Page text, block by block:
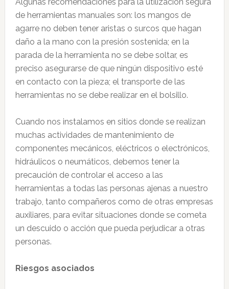
de herramientas manuales son: los mangos de
agarre no deben tener aristas o surcos que hagan
daño a la mano con la presión sostenida; en la
parada de la herramienta no se debe soltar, es
preciso asegurarse de que ningún dispositivo esté
en contacto con la pieza; el transporte de las
herramientas no se debe realizar en el bolsillo.
Cuando nos instalamos en sitios donde se realizan
muchas actividades de mantenimiento de
componentes mecánicos, eléctricos o electrónicos,
hidráulicos o neumáticos, debemos tener la
precaución de controlar el acceso a las
herramientas a todas las personas ajenas a nuestro
trabajo, tanto compañeros como de otras empresas
auxiliares, para evitar situaciones donde se cometa
un descuido o acción que pueda perjudicar a otras
personas.
Riesgos asociados